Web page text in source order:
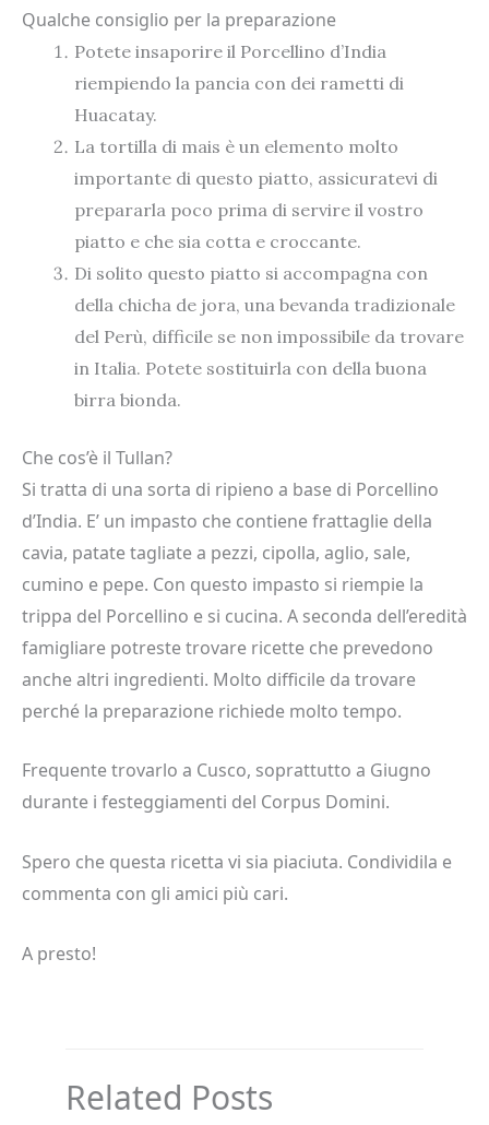
Qualche consiglio per la preparazione
Potete insaporire il Porcellino d’India
riempiendo la pancia con dei rametti di
Huacatay.
La tortilla di mais è un elemento molto
importante di questo piatto, assicuratevi di
prepararla poco prima di servire il vostro
piatto e che sia cotta e croccante.
Di solito questo piatto si accompagna con
della chicha de jora, una bevanda tradizionale
del Perù, difficile se non impossibile da trovare
in Italia. Potete sostituirla con della buona
birra bionda.
Che cos’è il Tullan?
Si tratta di una sorta di ripieno a base di Porcellino
d’India. E’ un impasto che contiene frattaglie della
cavia, patate tagliate a pezzi, cipolla, aglio, sale,
cumino e pepe. Con questo impasto si riempie la
trippa del Porcellino e si cucina. A seconda dell’eredità
famigliare potreste trovare ricette che prevedono
anche altri ingredienti. Molto difficile da trovare
perché la preparazione richiede molto tempo.
Frequente trovarlo a Cusco, soprattutto a Giugno
durante i festeggiamenti del Corpus Domini.
Spero che questa ricetta vi sia piaciuta. Condividila e
commenta con gli amici più cari.
A presto!
Related Posts